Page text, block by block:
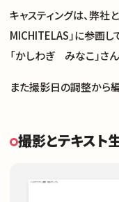
キャスティングは、弊
MICHITELAS」に参画し
「かしわぎ みなこ」さ
また撮影日の調整から
撮影とテキスト